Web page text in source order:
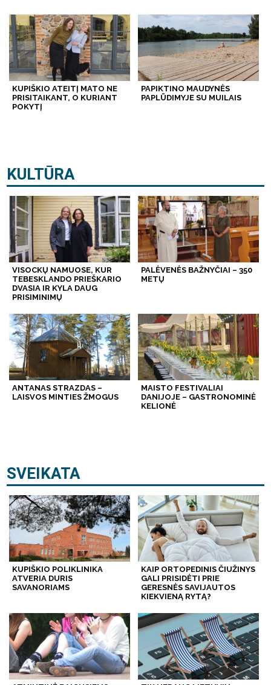
KUPIŠKIO ATEITĮ MATO NE
PRISITAIKANT, O KURIANT
POKYTĮ
PAPIKTINO MAUDYNĖS
PAPLŪDIMYJE SU MUILAIS
KULTŪRA
VISOCKŲ NAMUOSE, KUR
TEBESKLANDO PRIEŠKARIO
DVASIA IR KYLA DAUG
PRISIMINIMŲ
PALĖVENĖS BAŽNYČIAI – 350
METŲ
ANTANAS STRAZDAS –
LAISVOS MINTIES ŽMOGUS
MAISTO FESTIVALIAI
DANIJOJE – GASTRONOMINĖ
KELIONĖ
SVEIKATA
KUPIŠKIO POLIKLINIKA
ATVERIA DURIS
SAVANORIAMS
KAIP ORTOPEDINIS ČIUŽINYS
GALI PRISIDĖTI PRIE
GERESNĖS SAVIJAUTOS
KIEKVIENĄ RYTĄ?